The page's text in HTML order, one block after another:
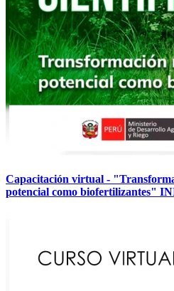
Capacitación virtual -
potencial como biofertilizantes"